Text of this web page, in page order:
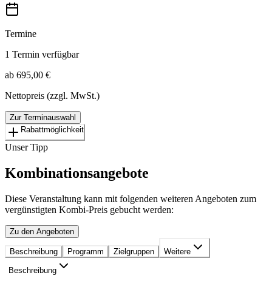
Termine
1 Termin verfügbar
ab 695,00 €
Nettopreis (zzgl. MwSt.)
Zur Terminauswahl
Rabattmöglichkeit
Unser Tipp
Kombinationsangebote
Diese Veranstaltung kann mit folgenden weiteren Angeboten zum
vergünstigten Kombi-Preis gebucht werden:
Zu den Angeboten
Beschreibung Programm Zielgruppen Weitere
Beschreibung